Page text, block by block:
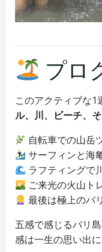
プロ
このアクティブな1
ル、川、ビーチ、
自転車での山岳
サーフィンと海
ラフティングで
ご来光の火山ト
最後は極上のバ
五感で感じるバリ
感は一生の思い出に